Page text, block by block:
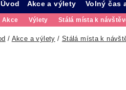
Úvod Akce a výlety
Akce Výlety Stálá místa k
Volný čas
/ Akce a výlety / Stálá místa k